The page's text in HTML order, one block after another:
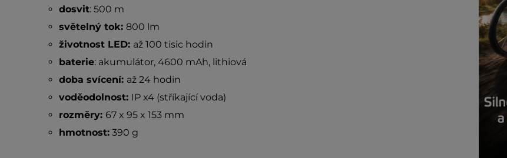
dosvit: 500 m
světelný tok: 800 lm
životnost LED: až 100 tisic hodin
baterie: akumulátor, 4600 mAh, lithiová
doba svícení: až 24 hodin
voděodolnost: IP x4 (stříkající voda)
rozměry: 67 x 95 x 153 mm
hmotnost:390 g